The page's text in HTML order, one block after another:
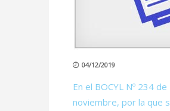
04/12/2019
En el BOCYL Nº 234
noviembre, por la que